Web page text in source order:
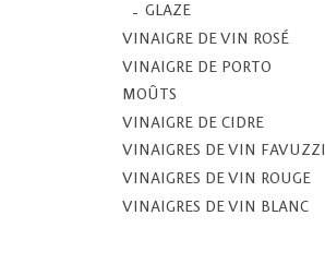
GLAZE
VINAIGRE DE VIN ROSÉ
VINAIGRE DE PORTO
MOÛTS
VINAIGRE DE CIDRE
VINAIGRES DE VIN FAVUZZI
VINAIGRES DE VIN ROUGE
VINAIGRES DE VIN BLANC